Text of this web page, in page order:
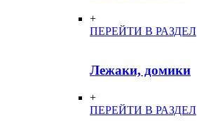
+
ПЕРЕЙТИ В РАЗДЕЛ
Лежаки, домики
+
ПЕРЕЙТИ В РАЗДЕЛ